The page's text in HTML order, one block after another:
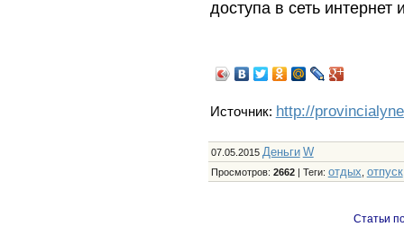
доступа в сеть
Источник: http://
07.05.2015 Деньги W
Просмотров: 2662| Теги: отдых отпуск
Статьи